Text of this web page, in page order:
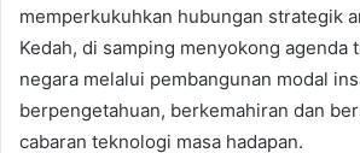
memperkukuhkan hubungan strategik
Kedah, di samping menyokong agenda
negara melalui pembangunan modal
berpengetahuan, berkemahiran dan
cabaran teknologi masa hadapan.